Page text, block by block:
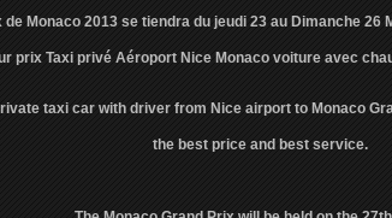
de Monaco 2013 se tiendra du jeudi 23 au Dimanche 26
prix Taxi privé Aéroport Nice Monaco voiture avec
taxi car with driver from Nice airport to Monaco
the best price and best service.